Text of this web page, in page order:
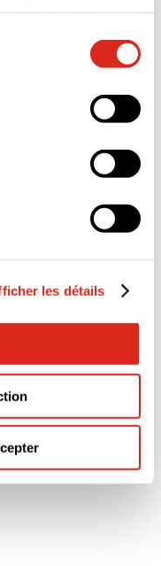
les détails
tient à cœur